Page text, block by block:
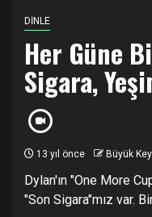
DİNLE
Her Güne
Sigara,
13 yıl önce Büyük
Dylan'ın "One More
"Son Sigara"mız var.